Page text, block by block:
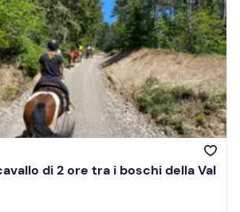
di 2 ore tra i boschi della Val